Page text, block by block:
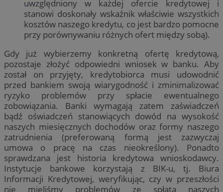
uwzględniony w każdej ofercie kredytowej i
stanowi doskonały wskaźnik właściwie wszystkich
kosztów naszego kredytu, co jest bardzo pomocne
przy porównywaniu różnych ofert między sobą).
Gdy już wybierzemy konkretną ofertę kredytową,
pozostaje złożyć odpowiedni wniosek w banku. Aby
został on przyjęty, kredytobiorca musi udowodnić
przed bankiem swoją wiarygodność i zminimalizować
ryzyko problemów przy spłacie ewentualnego
zobowiązania. Banki wymagają zatem zaświadczeń
bądź oświadczeń stanowiących dowód na wysokość
naszych miesięcznych dochodów oraz formy naszego
zatrudnienia (preferowaną formą jest zazwyczaj
umowa o pracę na czas nieokreślony). Ponadto
sprawdzana jest historia kredytowa wnioskodawcy.
Instytucje bankowe korzystają z BIK-u, tj. Biura
Informacji Kredytowej, weryfikując, czy w przeszłości
nie mieliśmy problemów ze spłatą naszych